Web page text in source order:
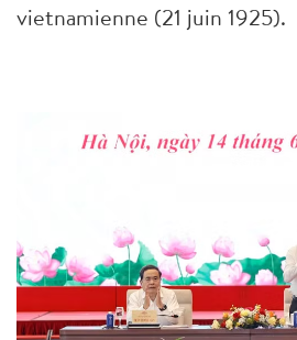
vietnamienne (21 juin 1925).